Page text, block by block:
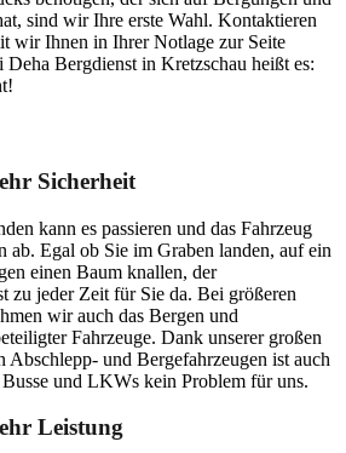
sind wir Ihre erste Wahl. Kontaktieren
wir Ihnen in Ihrer Notlage zur Seite
Deha Bergdienst in Kretzschau heißt es:
Sicherheit
kann es passieren und das Fahrzeug
ab. Egal ob Sie im Graben landen, auf ein
einen Baum knallen, der
zu jeder Zeit für Sie da. Bei größeren
wir auch das Bergen und
Fahrzeuge. Dank unserer großen
Abschlepp- und Bergefahrzeugen ist auch
und LKWs kein Problem für uns.
Leistung